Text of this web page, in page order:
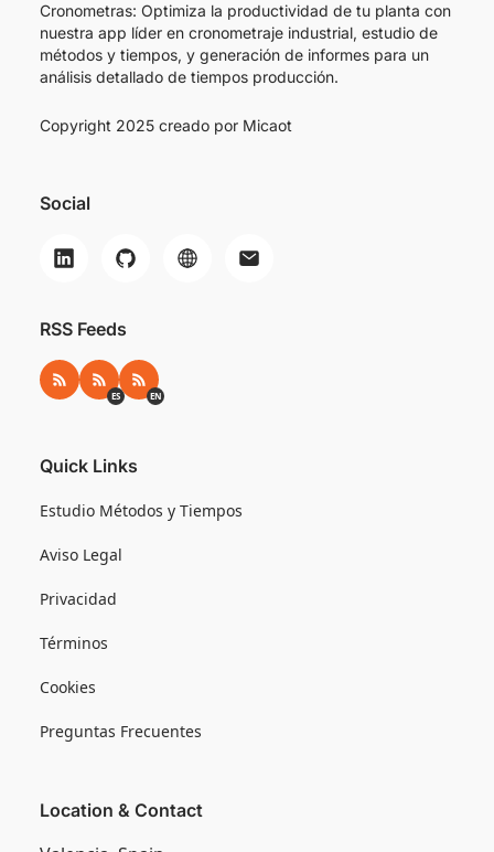
Cronometras: Optimiza la productividad de tu planta con
nuestra app líder en cronometraje industrial, estudio de
métodos y tiempos, y generación de informes para un
análisis detallado de tiempos producción.
Copyright 2025 creado por Micaot
Social
RSS Feeds
RSS RSS ES
ES RSS EN
EN
Quick Links
Estudio Métodos y Tiempos
Aviso Legal
Privacidad
Términos
Cookies
Preguntas Frecuentes
Location & Contact